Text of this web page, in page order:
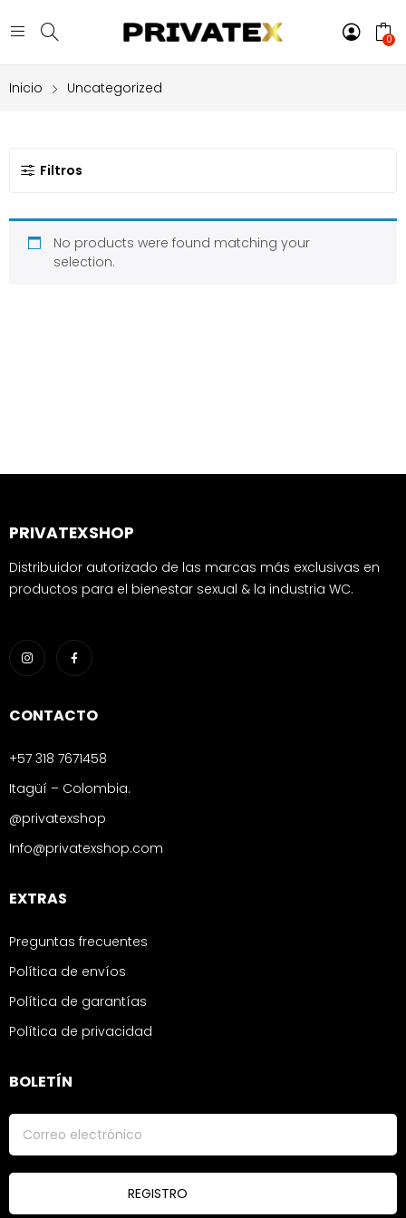
0
Inicio Uncategorized
Filtros
No products were found matching your
selection.
PRIVATEXSHOP
Distribuidor autorizado de las marcas más exclusivas en
productos para el bienestar sexual & la industria WC.
CONTACTO
+57 318 7671458
Itagüí – Colombia.
@privatexshop
Info@privatexshop.com
EXTRAS
Preguntas frecuentes
Política de envíos
Política de garantías
Política de privacidad
BOLETÍN